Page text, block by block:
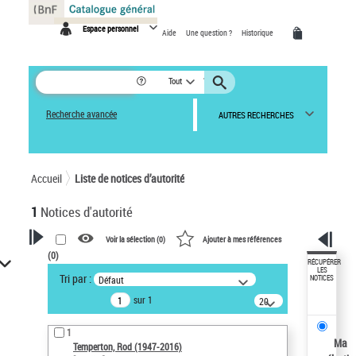
Espace personnel Aide Une question ? Historique
Tout
Recherche avancée AUTRES RECHERCHES
Accueil Liste de notices d’autorité
1 Notices d'autorité
VOTRE RECHERCHE
Recherche avancée dans les
notices d’autorité
Œuvres liées à l'auteur :
Temperton, Rod (1947-2016)
Voir la sélection (0) Ajouter à mes références
(0)
Tri par : Défaut
sur 1
20
résultats/page
1
Temperton, Rod (1947-2016)
RÉCUPÉRER
LES
NOTICES
Ma
Panneau de gestion des cookies